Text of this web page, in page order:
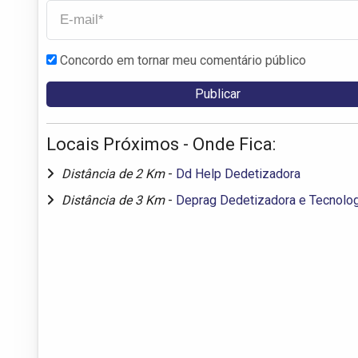
Concordo em tornar meu comentário público
Locais Próximos - Onde Fica:
Distância de 2 Km - Dd Help Dedetizadora
Distância de 3 Km - Deprag Dedetizadora e